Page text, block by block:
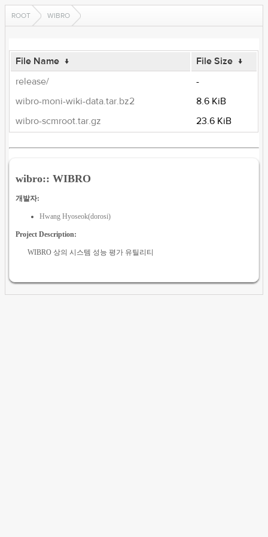
ROOT WIBRO
File Name ↓ File Size ↓
release/
-
wibro-moni-wiki-data.tar.bz2
8.6 KiB
wibro-scmroot.tar.gz
23.6 KiB
wibro:: WIBRO
개발자:
Hwang Hyoseok(dorosi)
Project Description:
WIBRO 상의 시스템 성능 평가 유틸리티